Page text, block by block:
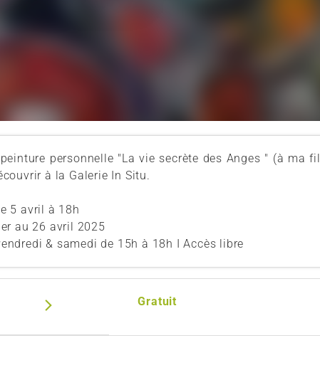
personnelle "La vie secrète des Anges " (à ma
à la Galerie In Situ.
5 avril à 18h
au 26 avril 2025
& samedi de 15h à 18h I Accès libre
Gratuit